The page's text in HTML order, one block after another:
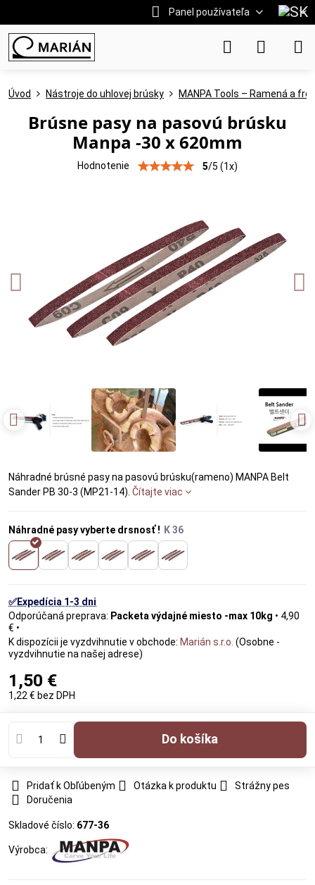
Panel používateľa
Úvod Nástroje do uhlovej brúsky MANPA Tools – Ramená a
Brúsne pasy na pasovú brúsku
Manpa -30 x 620mm
Hodnotenie 5/5 (1x)
Náhradné brúsné pasy na pasovú brúsku(rameno) MANPA Belt
Sander PB 30-3 (MP21-14). Čítajte viac
Náhradné pasy vyberte drsnosť !
✅Expedícia 1-3 dni
Packeta výdajné miesto -max 10kg • 4,90
€ •
Marián s.r.o. (Osobne -
vyzdvihnutie na našej adrese)
1,50 €
1,22 € bez DPH
Do košíka
Pridať k Obľúbeným Otázka k produktu
Strážny pes
Doručenia
Skladové číslo: 677-36
Výrobca: